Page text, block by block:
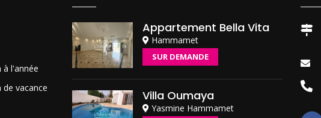
à l'année
de vacance
Appartement Bella Vita
Hammamet
SUR DEMANDE
Villa Oumaya
Yasmine Hammamet